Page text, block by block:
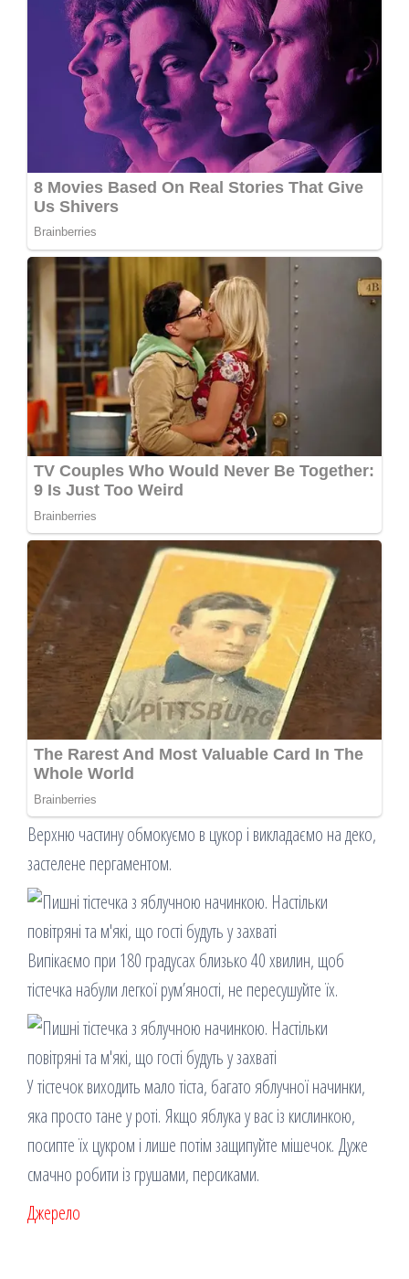
Верхню частину обмокуємо в цукор і викладаємо на деко,
застелене пергаментом.
Випікаємо при 180 градусах близько 40 хвилин, щоб
тістечка набули легкої рум’яності, не пересушуйте їх.
У тістечок виходить мало тіста, багато яблучної начинки,
яка просто тане у роті. Якщо яблука у вас із кислинкою,
посипте їх цукром і лише потім защипуйте мішечок. Дуже
смачно робити із грушами, персиками.
Джерело